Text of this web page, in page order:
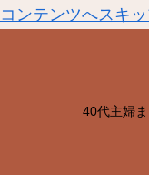
コンテンツへスキ
40代主婦